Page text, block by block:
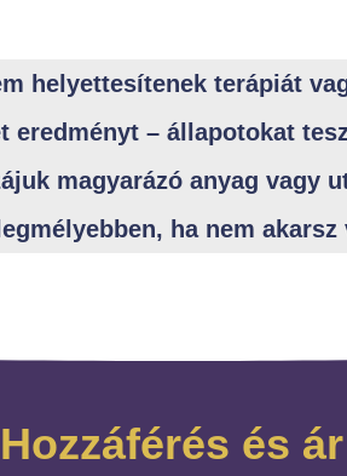
helyettesítenek terápiát
eredményt – állapotokat
magyarázó anyag vagy
ha nem
Hozzáférés és ár